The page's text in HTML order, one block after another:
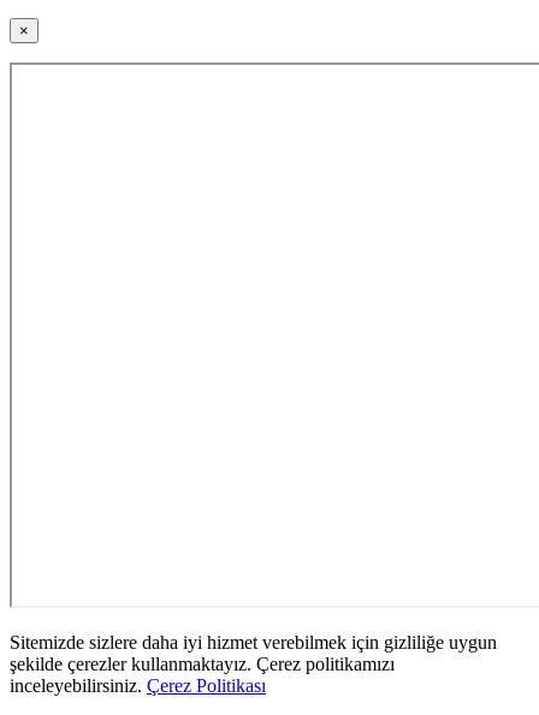
×
Sitemizde sizlere daha iyi hizmet verebilmek için gizliliğe uygun
şekilde çerezler kullanmaktayız. Çerez politikamızı
inceleyebilirsiniz. Çerez Politikası